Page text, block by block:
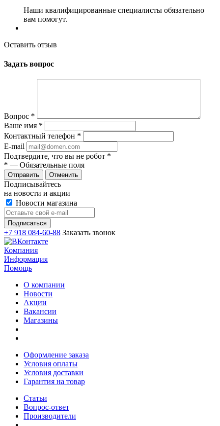
Наши квалифицированные специалисты обязательно
вам помогут.
Оставить отзыв
Задать вопрос
Вопрос *
Ваше имя *
Контактный телефон *
E-mail
Подтвердите, что вы не робот *
* — Обязательные поля
Отменить
Подписывайтесь
на новости и акции
Новости магазина
+7 918 084-60-88 Заказать звонок
Компания
Информация
Помощь
О компании
Новости
Акции
Вакансии
Магазины
Оформление заказа
Условия оплаты
Условия доставки
Гарантия на товар
Статьи
Вопрос-ответ
Производители